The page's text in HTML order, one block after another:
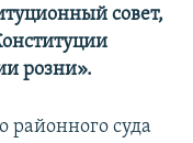
совет,
розни».
районного суда